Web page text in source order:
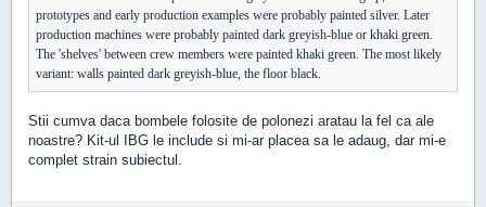
prototypes and early production examples were probably painted silver. Later
production machines were probably painted dark greyish-blue or khaki green.
The 'shelves' between crew members were painted khaki green. The most likely
variant: walls painted dark greyish-blue, the floor black.
Stii cumva daca bombele folosite de polonezi aratau la fel ca ale
noastre? Kit-ul IBG le include si mi-ar placea sa le adaug, dar mi-e
complet strain subiectul.